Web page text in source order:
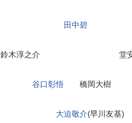
田中碧
鈴木淳之介 堂安
谷口彰悟 橋岡大樹
大迫敬介(早川友基)